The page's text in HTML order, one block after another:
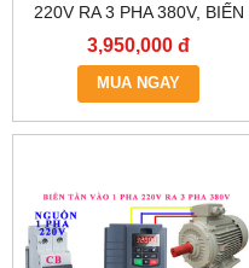
220V RA 3 PHA 380V, BIẾN
TẦN KCLY KOC600-
2R2GT3-B
3,950,000 đ
MUA NGAY